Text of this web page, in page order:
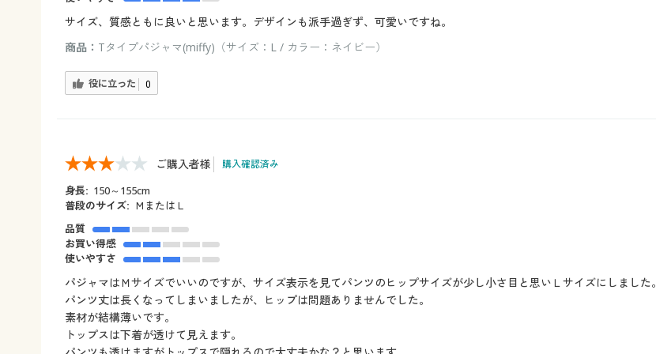
サイズ、質感ともに良いと思います。デザインも派手過ぎず、可愛いですね。
商品： Tタイプパジャマ(miffy)（サイズ：L / カラー：ネイビー）
役に立った 0
ご購入者様 購入確認済み
身長: 150～155cm
普段のサイズ: ＭまたはＬ
品質
お買い得感
使いやすさ
パジャマはＭサイズでいいのですが、サイズ表示を見てパンツのヒップサイズが少し小さ目と思いＬサイズにしました。
パンツ丈は長くなってしまいましたが、ヒップは問題ありませんでした。
素材が結構薄いです。
トップスは下着が透けて見えます。